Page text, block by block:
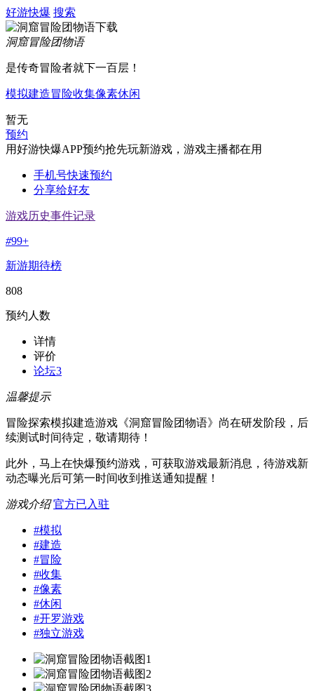
好游快爆 搜索
洞窟冒险团物语
是传奇冒险者就下一百层！
模拟建造冒险收集像素休闲
暂无
预约
用好游快爆APP预约抢先玩新游戏，游戏主播都在用
手机号快速预约
分享给好友
游戏历史事件记录
#99+
新游期待榜
808
预约人数
详情
评价
论坛3
温馨提示
冒险探索模拟建造游戏《洞窟冒险团物语》尚在研发阶段，后
续测试时间待定，敬请期待！
此外，马上在快爆预约游戏，可获取游戏最新消息，待游戏新
动态曝光后可第一时间收到推送通知提醒！
游戏介绍 官方已入驻
#模拟
#建造
#冒险
#收集
#像素
#休闲
#开罗游戏
#独立游戏